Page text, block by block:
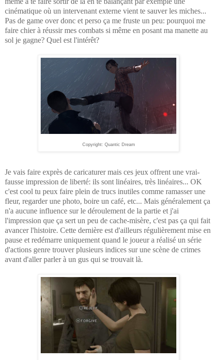
cinématique où un intervenant externe vient te sauver les miches...
Pas de game over donc et perso ça me fruste un peu: pourquoi me
faire chier à réussir mes combats si même en posant ma manette au
sol je gagne? Quel est l'intérêt?
Copyright: Quantic Dream
Je vais faire exprès de caricaturer mais ces jeux offrent une vrai-
fausse impression de liberté: ils sont linéaires, très linéaires... OK
c'est cool tu peux faire plein de trucs inutiles comme ramasser une
fleur, regarder une photo, boire un café, etc... Mais généralement ça
n'a aucune influence sur le déroulement de la partie et j'ai
l'impression que ça sert un peu de cache-misère, c'est pas ça qui fait
avancer l'histoire. Cette dernière est d'ailleurs régulièrement mise en
pause et redémarre uniquement quand le joueur a réalisé un série
d'actions genre trouver plusieurs indices sur une scène de crimes
avant d'aller parler à un gus qui se trouvait là.